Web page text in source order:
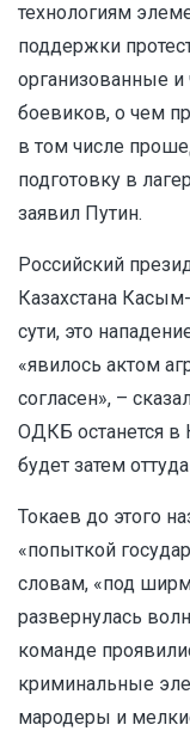
технологиям
поддержки
организованные
боевиков, о чем
в том числе
подготовку в
заявил Путин.
Российский
Казахстана
сути, это
«явилось актом
согласен», –
ОДКБ останется в
будет затем
Токаев до этого
«попыткой
словам, «под
развернулась
команде
криминальные
мародеры и